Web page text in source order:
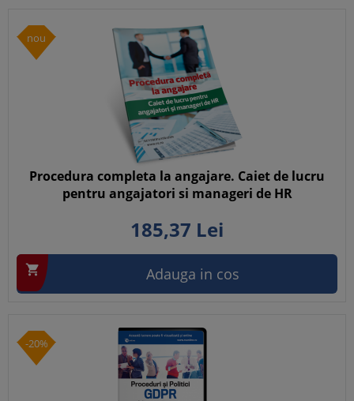
nou
Procedura completa la angajare. Caiet de lucru
pentru angajatori si manageri de HR
185,37 Lei
 Adauga in cos
-20%